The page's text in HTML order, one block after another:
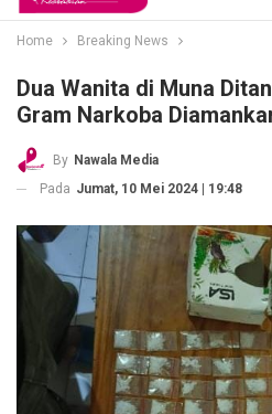
Home Breaking News
Dua Wanita di Muna
Gram Narkoba
By Nawala Media
Pada Jumat, 10 Mei 2024 | 19:48